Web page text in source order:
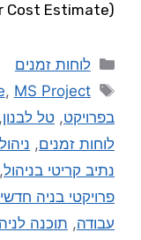
Cost Estimate).
לוחות זמנים
, MS Project
בפרויקט, טל לבנון,
לוחות זמנים,
נתיב קריטי בניהול,
פרויקטי בניה
עבודה, תוכנה